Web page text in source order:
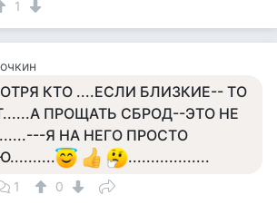
1
КТО ....ЕСЛИ БЛИЗКИЕ-- ТО
ПРОЩАТЬ СБРОД--ЭТО НЕ
Я НА НЕГО ПРОСТО
..................
1
0